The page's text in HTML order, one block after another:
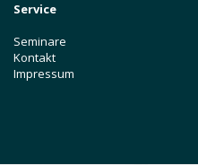
Service
Seminare
Kontakt
Impressum